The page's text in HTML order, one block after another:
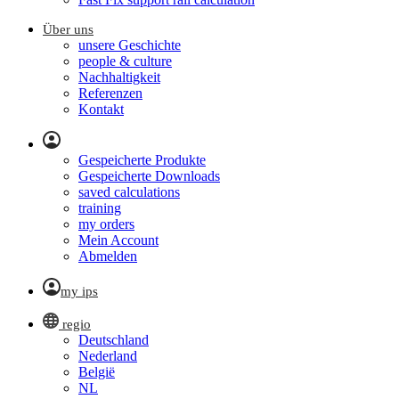
Über uns
unsere Geschichte
people & culture
Nachhaltigkeit
Referenzen
Kontakt
Gespeicherte Produkte
Gespeicherte Downloads
saved calculations
training
my orders
Mein Account
Abmelden
my ips
regio
Deutschland
Nederland
België
NL